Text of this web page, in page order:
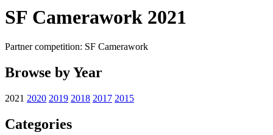
SF Camerawork 2021
Partner competition: SF Camerawork
Browse by Year
2021 2020 2019 2018 2017 2015
Categories